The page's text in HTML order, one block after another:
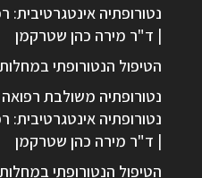
נטורופתיה
| ד"ר מירה כהן שטרקמן
הטיפול הנטורופתי במחלות
נטורופתיה משולבת רפואה
נטורופתיה
| ד"ר מירה כהן שטרקמן
הטיפול הנטורופתי במחלות